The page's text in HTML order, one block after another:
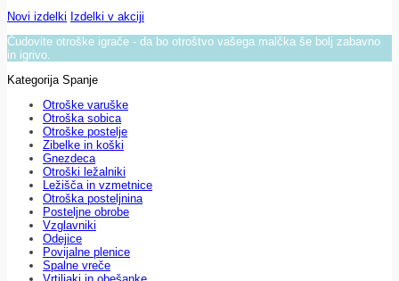
Novi izdelki Izdelki v akciji
Čudovite otroške igrače - da bo otroštvo vašega malčka še bolj zabavno
in igrivo.
Kategorija Spanje
Otroške varuške
Otroška sobica
Otroške postelje
Zibelke in koški
Gnezdeca
Otroški ležalniki
Ležišča in vzmetnice
Otroška posteljnina
Posteljne obrobe
Vzglavniki
Odejice
Povijalne plenice
Spalne vreče